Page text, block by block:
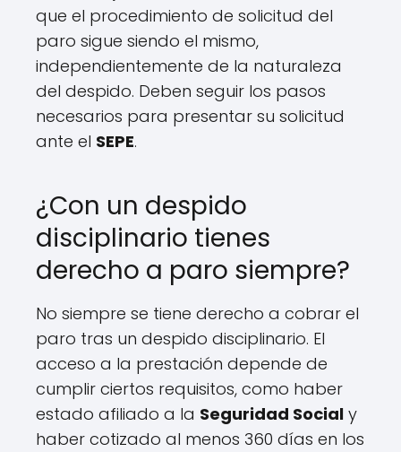
que el procedimiento de solicitud del
paro sigue siendo el mismo,
independientemente de la naturaleza
del despido. Deben seguir los pasos
necesarios para presentar su solicitud
ante el SEPE.
¿Con un despido
disciplinario tienes
derecho a paro siempre?
No siempre se tiene derecho a cobrar el
paro tras un despido disciplinario. El
acceso a la prestación depende de
cumplir ciertos requisitos, como haber
estado afiliado a la Seguridad Social y
haber cotizado al menos 360 días en los